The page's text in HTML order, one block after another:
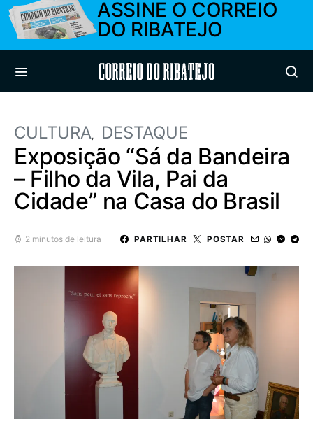
ASSINE O CORREIO
DO RIBATEJO
Correio do Ribatejo
CULTURA DESTAQUE
Exposição “Sá da Bandeira
– Filho da Vila, Pai da
Cidade” na Casa do Brasil
2 minutos de leitura PARTILHAR POSTAR